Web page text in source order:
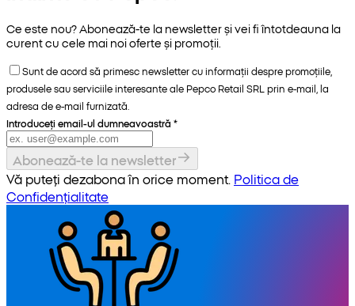
Ce este nou? Abonează-te la newsletter și vei fi întotdeauna la
curent cu cele mai noi oferte și promoții.
Sunt de acord să primesc newsletter cu informații despre promoțiile,
produsele sau serviciile interesante ale Pepco Retail SRL prin e-mail, la
adresa de e-mail furnizată.
Introduceți email-ul dumneavoastră *
Abonează-te la newsletter
Vă puteți dezabona în orice moment. Politica de
Confidențialitate